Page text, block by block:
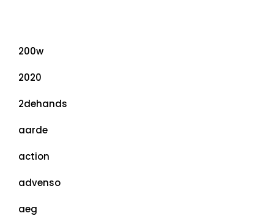
200w
2020
2dehands
aarde
action
advenso
aeg